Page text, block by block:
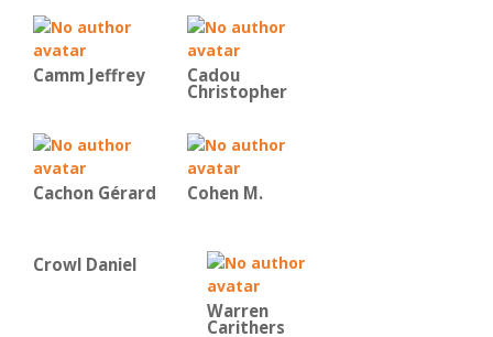
Camm Jeffrey Cadou
Christopher
Cachon Gérard Cohen M.
Crowl Daniel
Warren
Carithers